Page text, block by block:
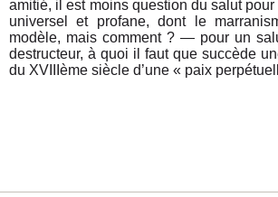
amitié, il est moins question du salut
universel et profane, dont le
modèle, mais comment ? — pour un
destructeur, à quoi il faut que succède
du XVIIIème siècle d’une « paix